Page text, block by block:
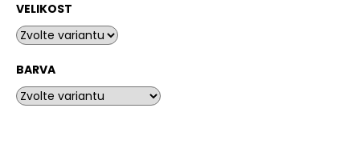
5
hvězdiček.
VELIKOST
BARVA